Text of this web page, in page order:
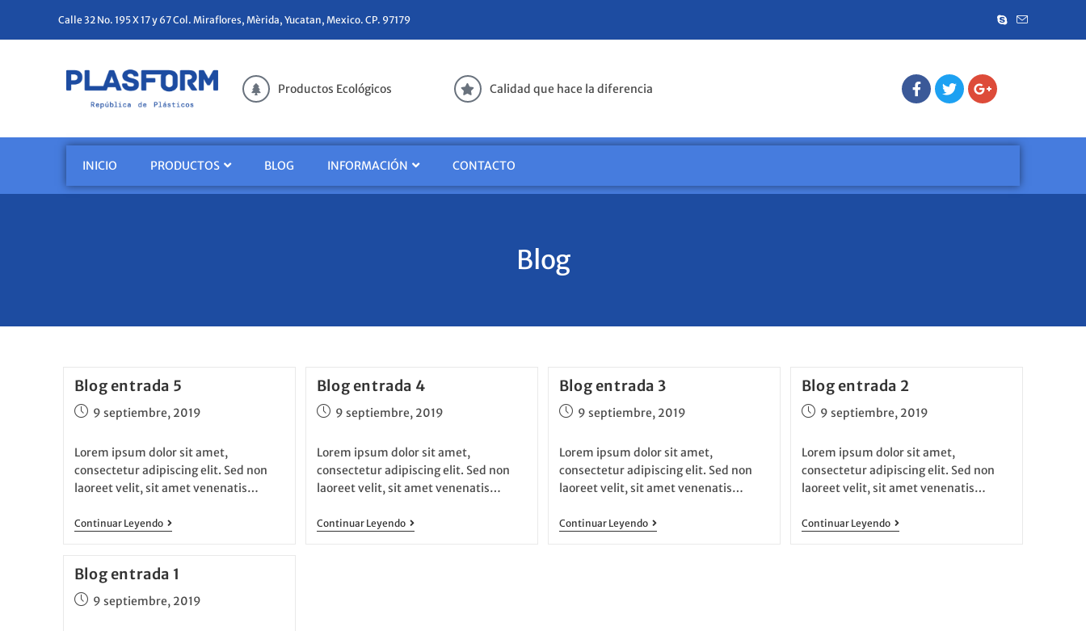
Calle 32 No. 195 X 17 y 67 Col. Miraflores, Mèrida, Yucatan, Mexico. CP. 97179
Productos Ecológicos Calidad que hace la diferencia
INICIO PRODUCTOS BLOG INFORMACIÓN CONTACTO
Blog
Blog entrada 5
9 septiembre, 2019
Lorem ipsum dolor sit amet,
consectetur adipiscing elit. Sed non
laoreet velit, sit amet venenatis…
Continuar Leyendo
Blog entrada 4
9 septiembre, 2019
Lorem ipsum dolor sit amet,
consectetur adipiscing elit. Sed non
laoreet velit, sit amet venenatis…
Continuar Leyendo
Blog entrada 3
9 septiembre, 2019
Lorem ipsum dolor sit amet,
consectetur adipiscing elit. Sed non
laoreet velit, sit amet venenatis…
Continuar Leyendo
Blog entrada 2
9 septiembre, 2019
Lorem ipsum dolor sit amet,
consectetur adipiscing elit. Sed non
laoreet velit, sit amet venenatis…
Continuar Leyendo
Blog entrada 1
9 septiembre, 2019